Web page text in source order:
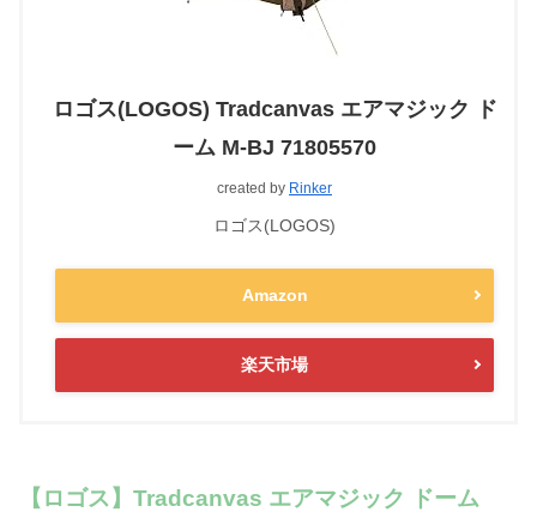
ロゴス(LOGOS) Tradcanvas エアマジック ド
ーム M-BJ 71805570
created by Rinker
ロゴス(LOGOS)
Amazon
楽天市場
【ロゴス】Tradcanvas エアマジック ドーム